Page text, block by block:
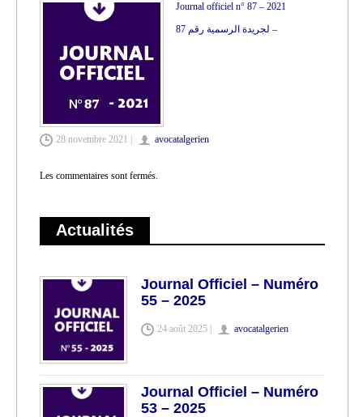
Journal officiel n° 87 – 2021
–
28 novembre 2021 | avocatalgerien
Les commentaires sont fermés.
Actualités
Journal Officiel – Numéro
55 – 2025
24 août 2025 | avocatalgerien
Journal Officiel – Numéro
53 – 2025